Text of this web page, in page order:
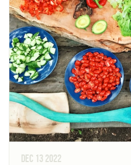
dec 13 2022